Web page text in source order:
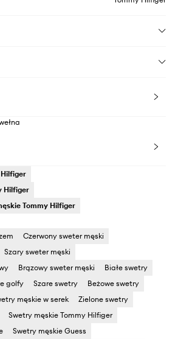
Hilfiger
Hilfiger
Tommy Hilfiger
Czerwony sweter męski
Szary sweter męski
Brązowy sweter męski
Białe swetry
golfy Szare swetry
Beżowe swetry
męskie w serek
Zielone swetry
Swetry męskie Tommy Hilfiger
Swetry męskie Guess